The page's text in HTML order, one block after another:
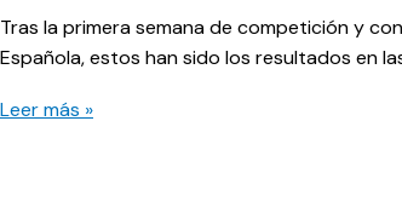
Tras la primera semana de competición y
Española, estos han sido los resultados en
Primera
Leer más »